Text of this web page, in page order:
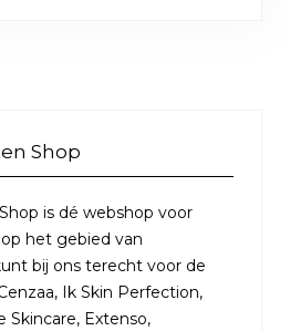
Shop
is dé webshop voor
het gebied van
bij ons terecht voor de
Ik Skin Perfection,
Skincare, Extenso,